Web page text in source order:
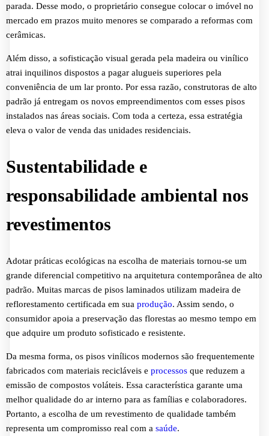
parada. Desse modo, o proprietário consegue colocar o imóvel no
mercado em prazos muito menores se comparado a reformas com
cerâmicas.
Além disso, a sofisticação visual gerada pela madeira ou vinílico
atrai inquilinos dispostos a pagar alugueis superiores pela
conveniência de um lar pronto. Por essa razão, construtoras de alto
padrão já entregam os novos empreendimentos com esses pisos
instalados nas áreas sociais. Com toda a certeza, essa estratégia
eleva o valor de venda das unidades residenciais.
Sustentabilidade e
responsabilidade ambiental nos
revestimentos
Adotar práticas ecológicas na escolha de materiais tornou-se um
grande diferencial competitivo na arquitetura contemporânea de alto
padrão. Muitas marcas de pisos laminados utilizam madeira de
reflorestamento certificada em sua produção. Assim sendo, o
consumidor apoia a preservação das florestas ao mesmo tempo em
que adquire um produto sofisticado e resistente.
Da mesma forma, os pisos vinílicos modernos são frequentemente
fabricados com materiais recicláveis e processos que reduzem a
emissão de compostos voláteis. Essa característica garante uma
melhor qualidade do ar interno para as famílias e colaboradores.
Portanto, a escolha de um revestimento de qualidade também
representa um compromisso real com a saúde.